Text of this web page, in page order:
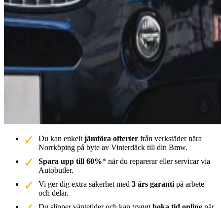
Du kan enkelt jämföra offerter från verkstäder nära
Norrköping på byte av Vinterdäck till din Bmw.
Spara upp till 60%* när du reparerar eller servicar via
Autobutler.
Vi ger dig extra säkerhet med 3 års garanti på arbete
och delar.